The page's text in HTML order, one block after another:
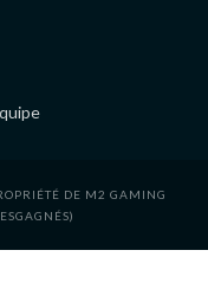
DE M2 GAMING